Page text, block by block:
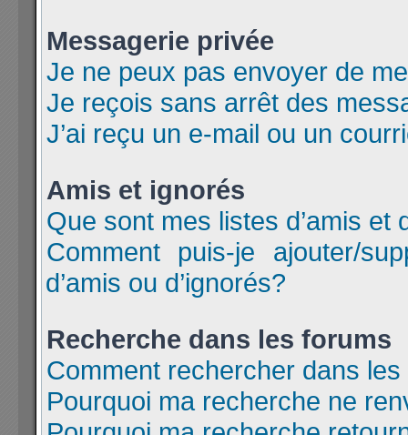
Messagerie privée
Je ne peux pas envoyer de
Je reçois sans arrêt des
J’ai reçu un e-mail ou un
Amis et ignorés
Que sont mes listes d’amis et
Comment puis-je ajouter/
d’amis ou d’ignorés?
Recherche dans les forums
Comment rechercher dans
Pourquoi ma recherche ne